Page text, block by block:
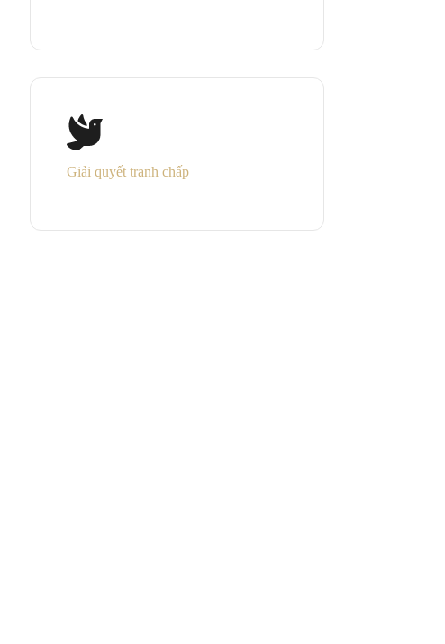
Giải quyết tranh chấp